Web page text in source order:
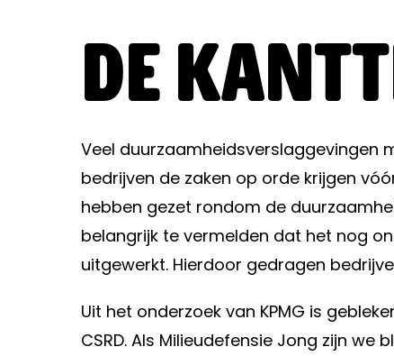
De
Veel duurzaamheidsverslaggevingen
bedrijven de zaken op orde krijgen
hebben gezet rondom de
belangrijk te vermelden dat het nog
uitgewerkt. Hierdoor gedragen
Uit het onderzoek van KPMG is
CSRD. Als Milieudefensie Jong zijn